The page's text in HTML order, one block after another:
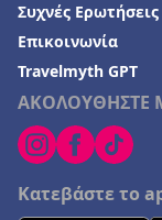
ΑΚΟΛΟΥΘΗΣΤΕ
Κατεβάστε το
Συχνές Ερωτήσεις
Επικοινωνία
Travelmyth GPT